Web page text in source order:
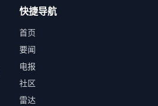
快捷导航
首页
要闻
电报
社区
雷达